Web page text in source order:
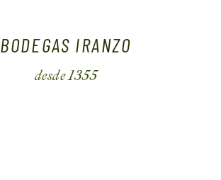
BODEGAS IRANZO
desde 1355